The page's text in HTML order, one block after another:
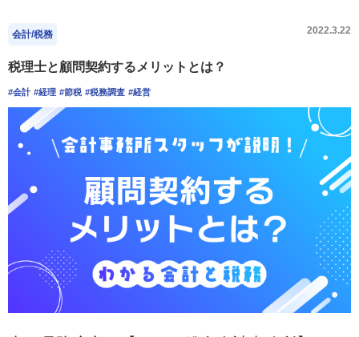
会計/税務 2022.3.22
税理士と顧問契約するメリットとは？
#会計 #経理 #節税 #税務調査 #経営